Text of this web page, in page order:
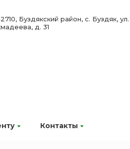
Контакты
Буздякский район, с. Буздяк, ул.
д. 31